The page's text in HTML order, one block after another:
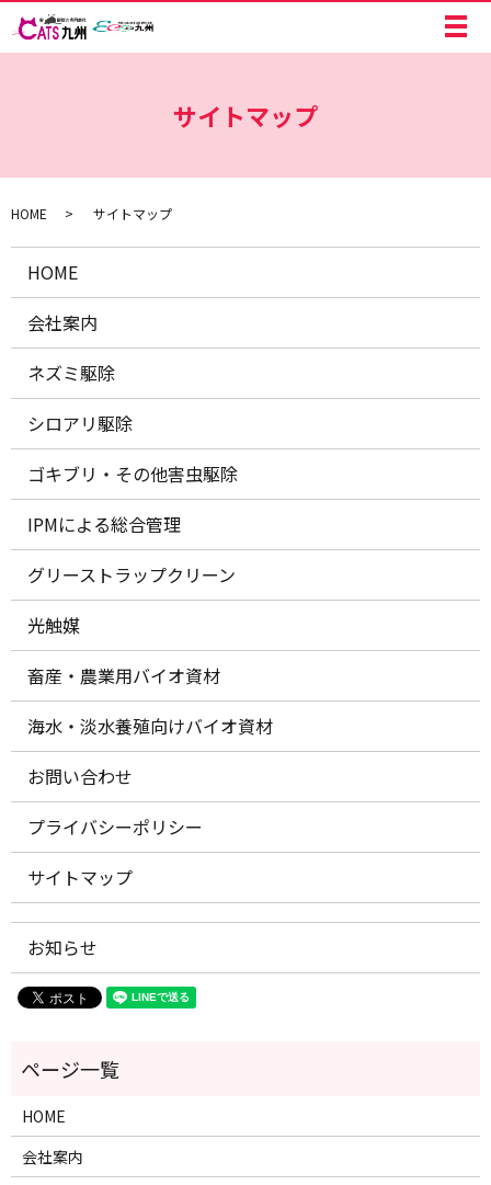
メ
サイトマップ
HOME サイトマップ
HOME
会社案内
ネズミ駆除
シロアリ駆除
ゴキブリ・その他害虫駆除
IPMによる総合管理
グリーストラップクリーン
光触媒
畜産・農業用バイオ資材
海水・淡水養殖向けバイオ資材
お問い合わせ
プライバシーポリシー
サイトマップ
お知らせ
HOME
会社案内